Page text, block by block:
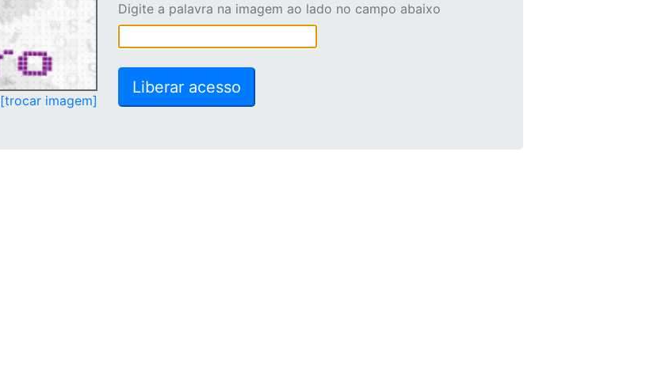
[trocar imagem]
Digite a palavra na imagem ao lado no campo abaixo